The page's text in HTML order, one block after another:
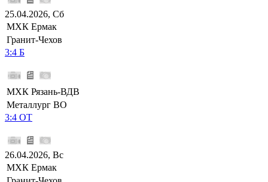
25.04.2026, Сб
МХК Ермак
Гранит-Чехов
3:4 Б
МХК Рязань-ВДВ
Металлург ВО
3:4 ОТ
26.04.2026, Вс
МХК Ермак